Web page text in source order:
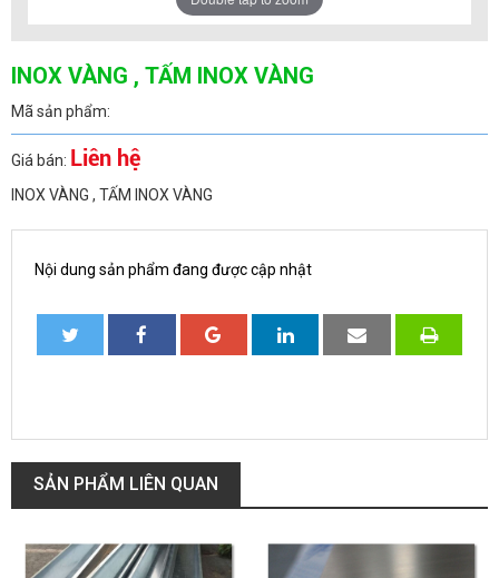
INOX VÀNG , TẤM INOX VÀNG
Mã sản phẩm:
Giá bán: Liên hệ
INOX VÀNG , TẤM INOX VÀNG
Nội dung sản phẩm đang được cập nhật
SẢN PHẨM LIÊN QUAN